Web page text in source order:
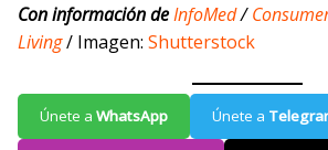
Con información deInfoMed/
Living/ Imagen: Shutterstock
Únete a WhatsApp Únete a